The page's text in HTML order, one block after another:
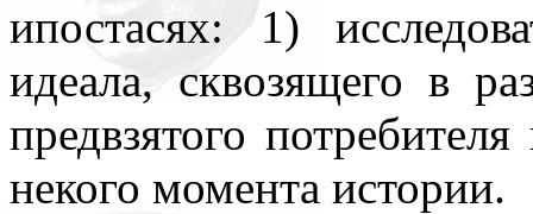
ипостасях: 1)
идеала, сквозящего в
предвзятого
некого момента истории.